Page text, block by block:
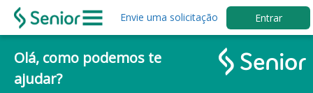
Envie uma solicitação Entrar
Olá, como podemos te
ajudar?